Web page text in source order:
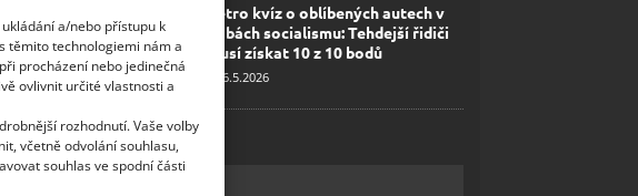
a/nebo přístupu k
těmito technologiemi nám a
procházení nebo jedinečná
ovlivnit určité vlastnosti a
rozhodnutí. Vaše volby
včetně odvolání souhlasu,
souhlas ve spodní části
Retro kvíz o oblíbených autech v
dobách socialismu: Tehdejší řidiči
musí získat 10 z 10 bodů
6.5.2026